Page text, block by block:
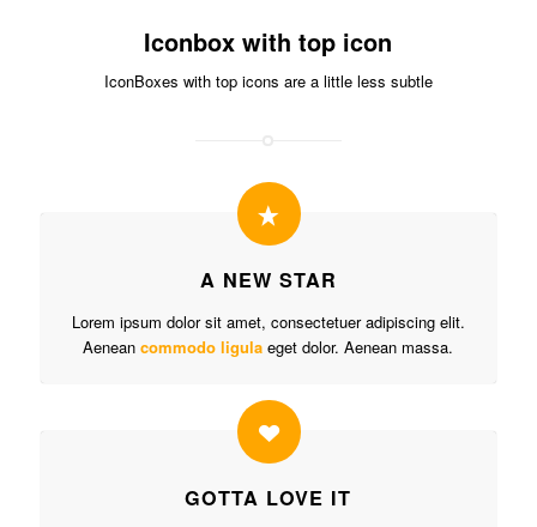
Iconbox with top icon
IconBoxes with top icons are a little less subtle
A NEW STAR
Lorem ipsum dolor sit amet, consectetuer adipiscing elit.
Aeneancommodo ligula eget dolor. Aenean massa.
GOTTA LOVE IT